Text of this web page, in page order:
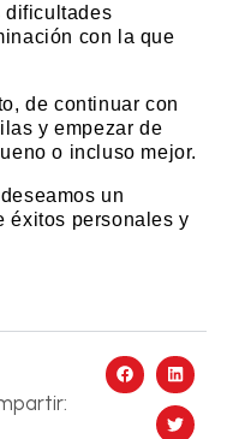
dificultades
con la que
de continuar con
y empezar de
o incluso mejor.
un
éxitos personales y